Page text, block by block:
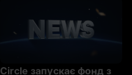
Circle запускає фонд з